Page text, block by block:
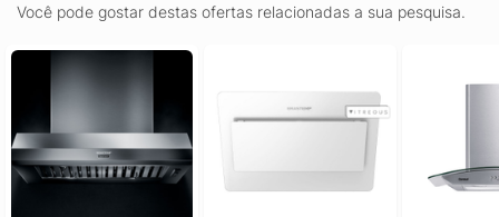
Você pode gostar destas ofertas relacionadas a sua pesquisa.